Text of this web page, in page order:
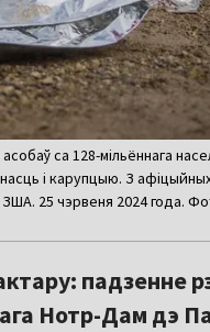
са 128-мільённага
і карупцыю. З
25 чэрвеня 2024 года.
падзенне
Нотр-Дам дэ